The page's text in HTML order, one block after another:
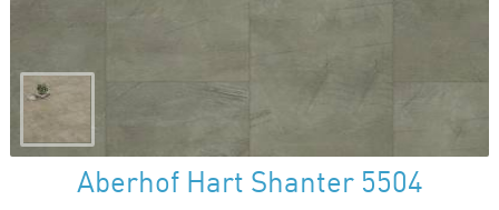
Aberhof Hart Shanter 5504